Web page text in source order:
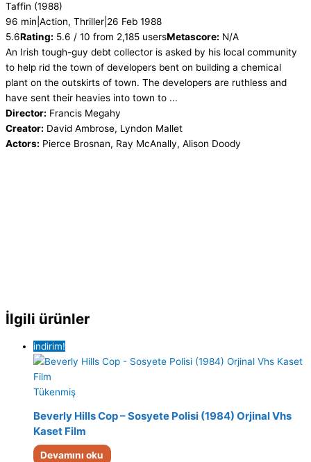
Taffin (1988)
96 min Action, Thriller 26 Feb 1988
5.6Rating: 5.6 / 10 from 2,185 usersMetascore: N/A
An Irish tough-guy debt collector is asked by his local community
to help rid the town of developers bent on building a chemical
plant on the outskirts of town. The developers are ruthless and
have sent their heavies into town to ...
Director: Francis Megahy
Creator: David Ambrose, Lyndon Mallet
Actors: Pierce Brosnan, Ray McAnally, Alison Doody
İlgili ürünler
indirim!
Tükenmiş
Beverly Hills Cop – Sosyete Polisi (1984) Orjinal Vhs
Kaset Film
Devamını oku